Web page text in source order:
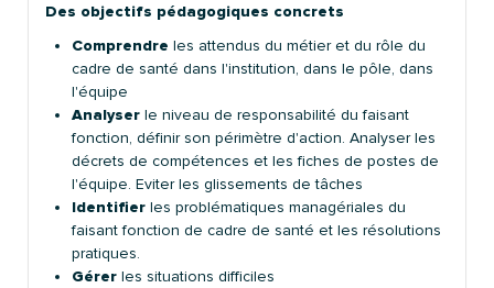
Des objectifs pédagogiques concrets
Comprendre les attendus du métier et du rôle du
cadre de santé dans l'institution, dans le pôle, dans
l'équipe
Analyser le niveau de responsabilité du faisant
fonction, définir son périmètre d'action. Analyser les
décrets de compétences et les fiches de postes de
l'équipe. Eviter les glissements de tâches
Identifier les problématiques managériales du
faisant fonction de cadre de santé et les résolutions
pratiques.
Gérer les situations difficiles